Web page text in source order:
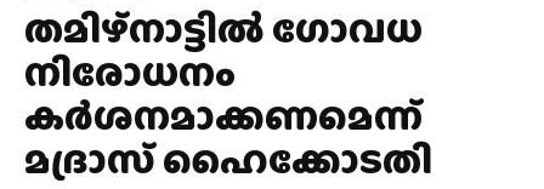
തമിഴ്നാട്ടിൽ ഗോവധ
നിരോധനം
കർശനമാക്കണമെന്ന്
മദ്രാസ് ഹൈക്കോടതി